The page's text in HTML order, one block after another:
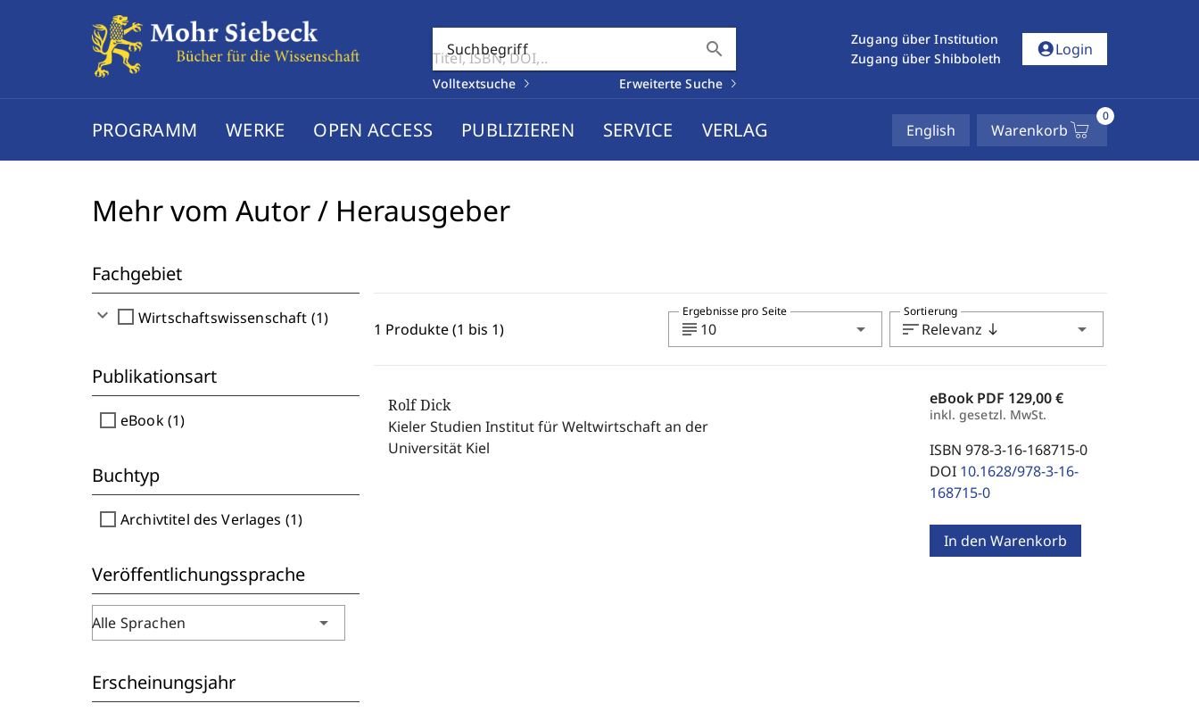
Suchbegriff search
Volltextsuche Erweiterte Suche
Zugang über Institution
Zugang über Shibboleth
account_circleLogin
PROGRAMM WERKE OPEN ACCESS PUBLIZIEREN SERVICE VERLAG English Warenkorb
0
Mehr vom Autor / Herausgeber
Fachgebiet
expand_more check_box_outline_blank Wirtschaftswissenschaft (1)
Publikationsart
check_box_outline_blank eBook (1)
Buchtyp
check_box_outline_blank Archivtitel des Verlages (1)
Veröffentlichungssprache
Alle Sprachen arrow_drop_down
Erscheinungsjahr
1 Produkte (1 bis 1) subject 10 arrow_drop_down
Ergebnisse pro Seite
sortRelevanz south arrow_drop_down
Sortierung
Rolf Dick
Kieler Studien Institut für Weltwirtschaft an der
Universität Kiel
eBook PDF 129,00 €
inkl. gesetzl. MwSt.
ISBN 978-3-16-168715-0
DOI 10.1628/978-3-16-
168715-0
In den Warenkorb